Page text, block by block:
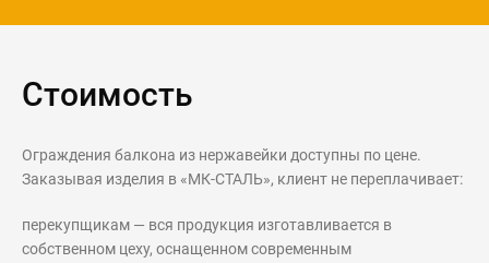
Стоимость
Ограждения балкона из нержавейки доступны по цене.
Заказывая изделия в «МК-СТАЛЬ», клиент не переплачивает:
перекупщикам — вся продукция изготавливается в
собственном цеху, оснащенном современным